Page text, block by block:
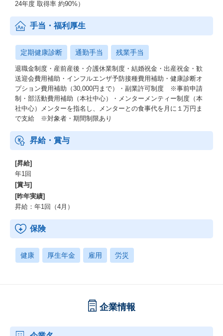
24年度 取得率 約90%）
手当・福利厚生
定期健康診断 通勤手当 残業手当
退職金制度・産前産後・介護休業制度・結婚祝金・出産祝金・歓
送迎会費用補助・インフルエンザ予防接種費用補助・健康診断オ
プション費用補助（30,000円まで）・副業許可制度 ※事前申請
制・部活動費用補助（本社中心）・メンターメンティー制度（本
社中心）メンターを指名し、メンターとの食事代を月に１万円ま
で支給 ※対象者・期間制限あり
昇給・賞与
[昇給]
年1回
[賞与]
[昨年実績]
昇給：年1回（4月）
保険
健康 厚生年金 雇用 労災
企業情報